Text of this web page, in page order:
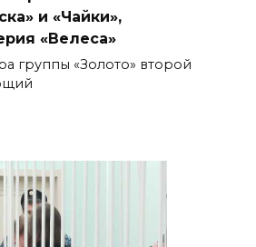
и «Чайки»,
«Велеса»
группы «Золото» второй